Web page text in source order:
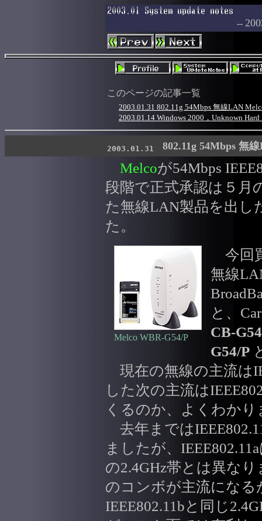
--
このページの記事一覧
2003.01.31 802.11g 54Mbps 無線LAN
2003.01.14 Windows 2000，Unknown Hard
2003.01.31 802.11g 54Mbps 無
Melcoが54Mbps
段階で正式承認は５月
た無線LAN製品を出し
た。
Melco WBR-G54/P
今回
無線
と、
CB-G54
G54/P
現在の無線の主流は
した次の主流は
くるのか、よくわかり
去年までは
ましたが、
の2.4GHz帯とは異なり
のコンボが主流にな
IEEE802.11bと同じ